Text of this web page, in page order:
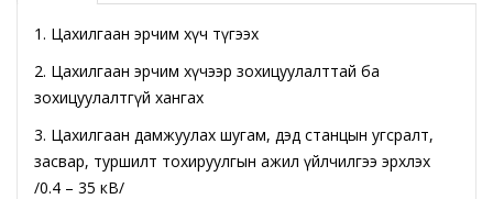
Стандарт, хэмжил зүйн хэлтэс
Статистикийн хэлтэс
Татварын газар
1. Цахилгаан эрчим хүч түгээх
2. Цахилгаан эрчим хүчээр зохицуулалттай ба
зохицуулалтгүй хангах
3. Цахилгаан дамжуулах шугам, дэд станцын угсралт,
засвар, туршилт тохируулгын ажил үйлчилгээ эрхлэх
/0.4 – 35 кВ/